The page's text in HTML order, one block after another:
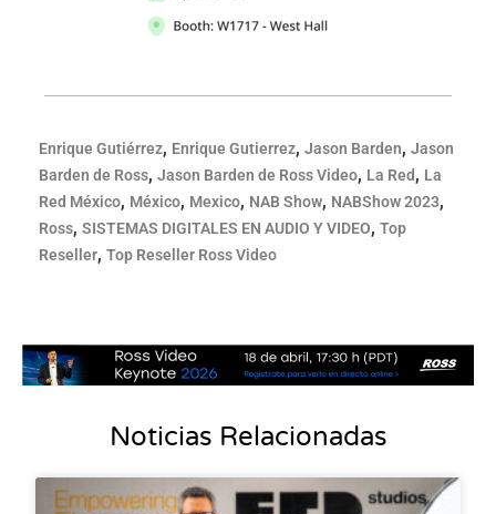
Enrique Gutiérrez, Enrique Gutierrez, Jason Barden, Jason
Barden de Ross, Jason Barden de Ross Video, La Red, La
Red México, México, Mexico, NAB Show, NABShow 2023,
Ross, SISTEMAS DIGITALES EN AUDIO Y VIDEO, Top
Reseller, Top Reseller Ross Video
Noticias Relacionadas